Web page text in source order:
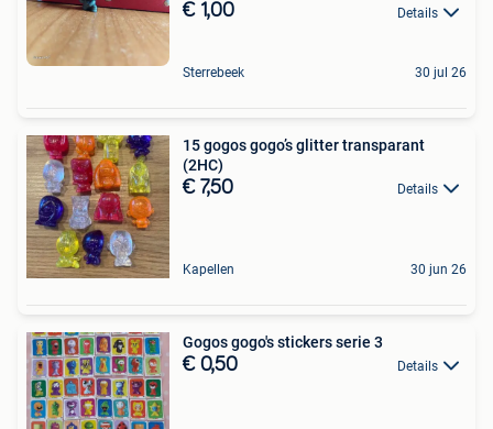
€ 1,00 Details
Sterrebeek 30 jul 26
15 gogos gogo’s glitter transparant
(2HC)
€ 7,50 Details
Kapellen 30 jun 26
Gogos gogo's stickers serie 3
€ 0,50 Details